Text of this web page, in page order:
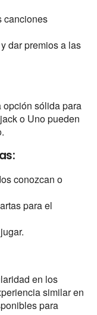
canciones
dar premios a las
opción sólida para
o Uno pueden
conozcan o
para el
en los
similar en
para